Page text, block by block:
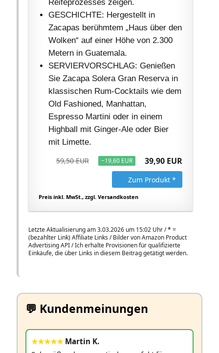
Reifeprozesses zeigen.
GESCHICHTE: Hergestellt in
Zacapas berühmtem „Haus über den
Wolken“ auf einer Höhe von 2.300
Metern in Guatemala.
SERVIERVORSCHLAG: Genießen
Sie Zacapa Solera Gran Reserva in
klassischen Rum-Cocktails wie dem
Old Fashioned, Manhattan,
Espresso Martini oder in einem
Highball mit Ginger-Ale oder Bier
mit Limette.
59,50 EUR −19,60 EUR 39,90 EUR
Zum Produkt *
Preis inkl. MwSt., zzgl. Versandkosten
Letzte Aktualisierung am 3.03.2026 um 15:02 Uhr /* =
(bezahlter Link) Affiliate Links / Bilder von Amazon Product
Advertising API / Ich erhalte Provisionen für qualifizierte
Einkäufe, die über Links in diesem Beitrag getätigt werden.
💬 Kundenmeinungen
★★★★★Martin K.